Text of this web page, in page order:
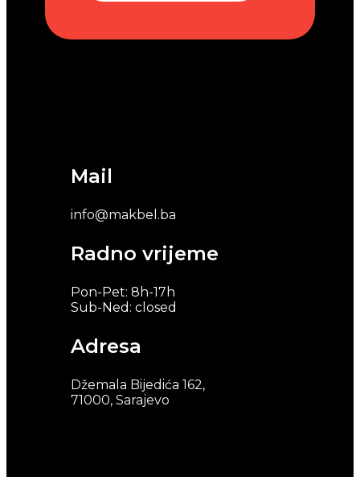
Mail
info@makbel.ba
Radno vrijeme
Pon-Pet: 8h-17h
Sub-Ned: closed
Adresa
Džemala Bijedića 162,
71000, Sarajevo